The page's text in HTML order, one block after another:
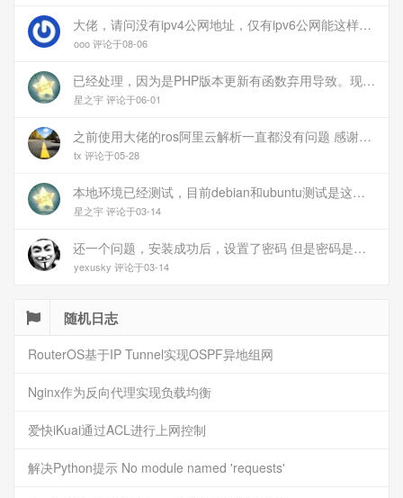
大佬，请问没有ipv4公网地址，仅有ipv6公网能这样玩吗？
ooo 评论于08-06
已经处理，因为是PHP版本更新有函数弃用导致。现已经修复
星之宇 评论于06-01
之前使用大佬的ros阿里云解析一直都没有问题 感谢大佬 但上个月开始阿里云的解析返回日志总是出错 日志值为alidns update error,不知为什么 所以请教一下大佬
tx 评论于05-28
本地环境已经测试，目前debian和ubuntu测试是这样的，可能就是第1设备是光驱的问题，没把文件导入进去吧
星之宇 评论于03-14
还一个问题，安装成功后，设置了密码 但是密码是空的
yexusky 评论于03-14
随机日志
RouterOS基于IP Tunnel实现OSPF异地组网
Nginx作为反向代理实现负载均衡
爱快iKuai通过ACL进行上网控制
解决Python提示 No module named 'requests'